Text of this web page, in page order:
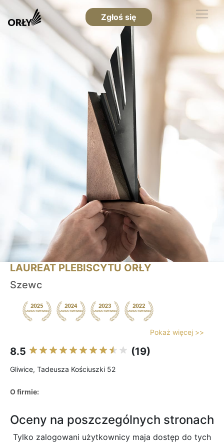
Zgłoś się
LAUREAT PLEBISCYTU ORŁY
Szewc
Pokaż więcej >>
8.5 (19)
Gliwice, Tadeusza Kościuszki 52
O firmie:
Oceny na poszczególnych stronach
Tylko zalogowani użytkownicy maja dostęp do tych